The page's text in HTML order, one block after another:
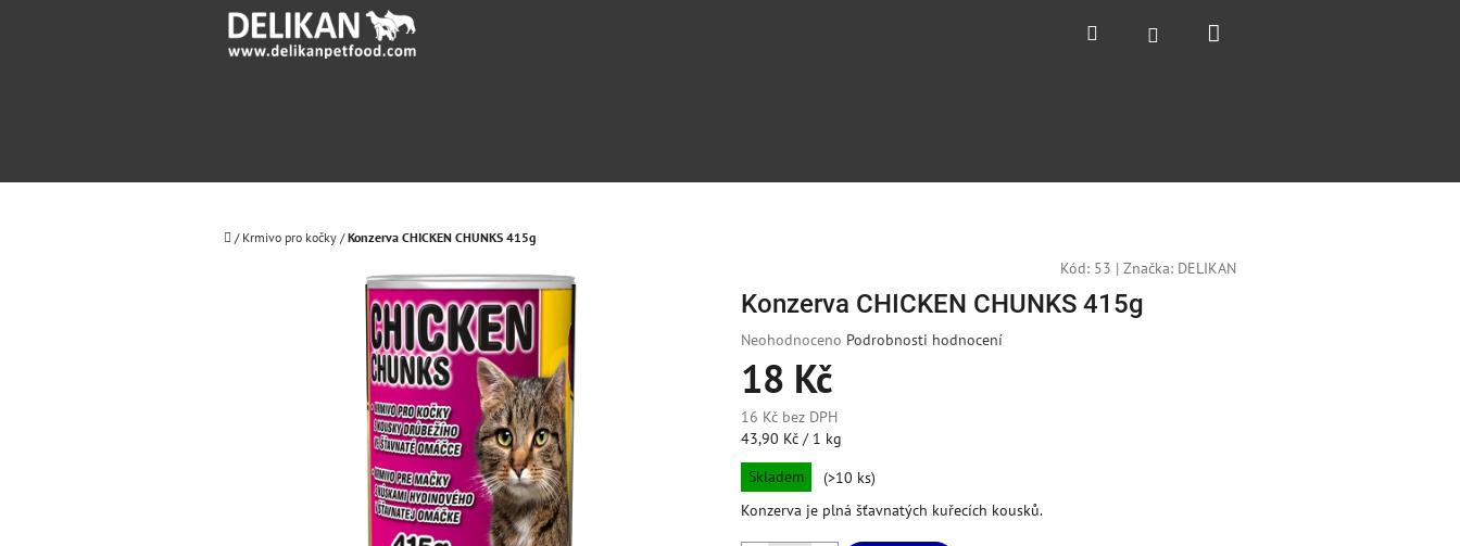
Hledat Přihlášení
Domů
/ Krmivo pro kočky / Konzerva CHICKEN CHUNKS 415g
Kód: 53 | Značka: DELIKAN
Konzerva CHICKEN CHUNKS 415g
Průměrné
produktu
0,0
z
5
hvězdiček.
Neohodnoceno Podrobnosti hodnocení
18 Kč
16 Kč bez DPH
Měrná
cena:
43,90 Kč / 1 kg
Skladem
(>10 ks)
Konzerva je plná šťavnatých kuřecích kousků.